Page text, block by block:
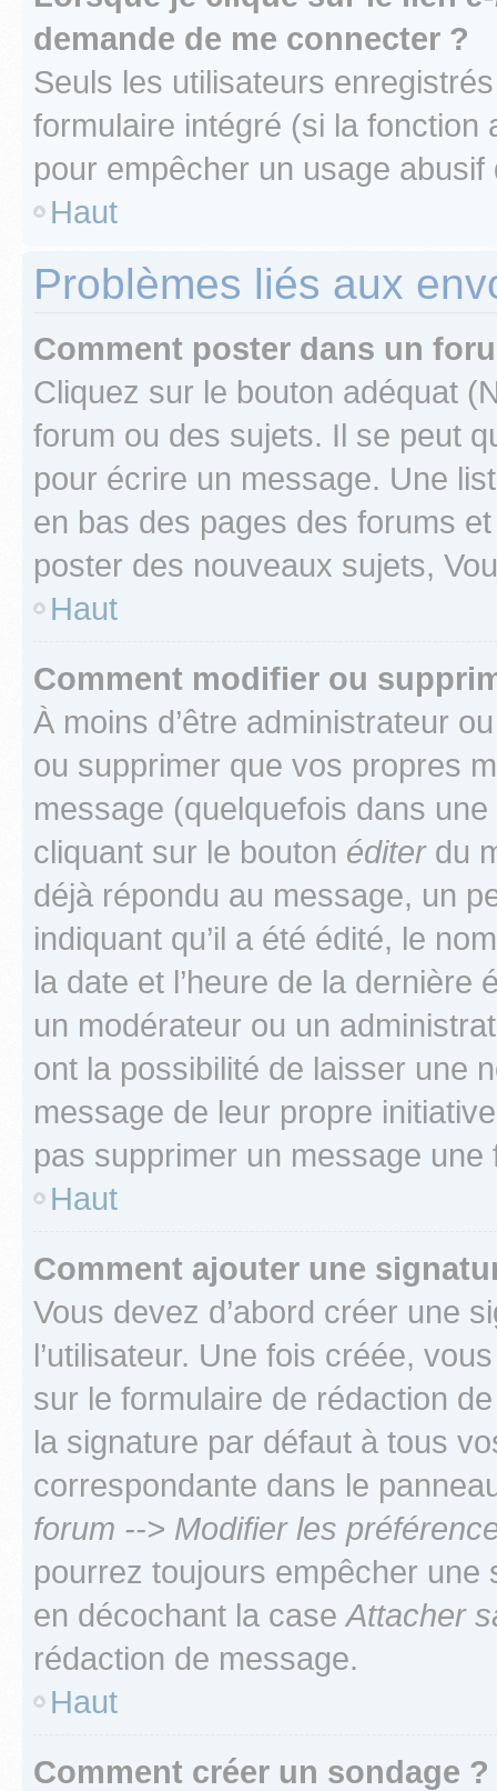
demande de me connecter ?
Seuls les utilisateurs
formulaire intégré (si la fonction
pour empêcher un usage
Haut
Problèmes liés aux
Comment poster dans un
Cliquez sur le bouton adéquat
forum ou des sujets. Il se peut
pour écrire un message. Une
en bas des pages des forums
poster des nouveaux sujets,
Haut
Comment modifier ou
À moins d’être administrateur
ou supprimer que vos propres
message (quelquefois dans
cliquant sur le bouton éditerdu
déjà répondu au message, un
indiquant qu’il a été édité, le
la date et l’heure de la dernière
un modérateur ou un
ont la possibilité de laisser une
message de leur propre
pas supprimer un message une
Haut
Comment ajouter une
Vous devez d’abord créer une
l’utilisateur. Une fois créée,
sur le formulaire de rédaction
la signature par défaut à tous
correspondante dans le
forum --> Modifier les
pourrez toujours empêcher une
en décochant la caseAttacher
rédaction de message.
Haut
Comment créer un sondage ?